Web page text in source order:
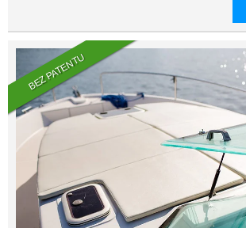
BEZ PATENTU